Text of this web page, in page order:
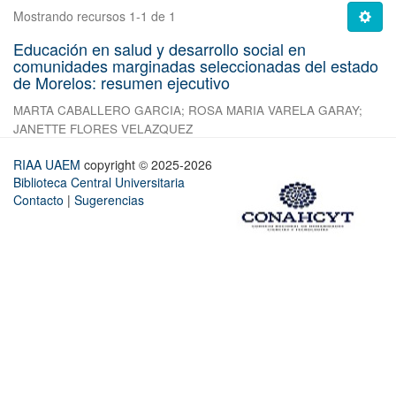
Mostrando recursos 1-1 de 1
Educación en salud y desarrollo social en
comunidades marginadas seleccionadas del estado
de Morelos: resumen ejecutivo
MARTA CABALLERO GARCIA; ROSA MARIA VARELA GARAY;
JANETTE FLORES VELAZQUEZ
RIAA UAEM copyright © 2025-2026
Biblioteca Central Universitaria
Contacto | Sugerencias